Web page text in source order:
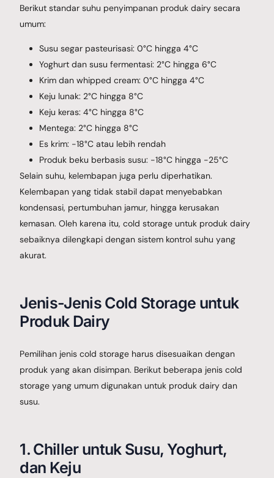
Berikut standar suhu penyimpanan produk dairy secara
umum:
Susu segar pasteurisasi: 0°C hingga 4°C
Yoghurt dan susu fermentasi: 2°C hingga 6°C
Krim dan whipped cream: 0°C hingga 4°C
Keju lunak: 2°C hingga 8°C
Keju keras: 4°C hingga 8°C
Mentega: 2°C hingga 8°C
Es krim: -18°C atau lebih rendah
Produk beku berbasis susu: -18°C hingga -25°C
Selain suhu, kelembapan juga perlu diperhatikan.
Kelembapan yang tidak stabil dapat menyebabkan
kondensasi, pertumbuhan jamur, hingga kerusakan
kemasan. Oleh karena itu, cold storage untuk produk dairy
sebaiknya dilengkapi dengan sistem kontrol suhu yang
akurat.
Jenis-Jenis Cold Storage untuk
Produk Dairy
Pemilihan jenis cold storage harus disesuaikan dengan
produk yang akan disimpan. Berikut beberapa jenis cold
storage yang umum digunakan untuk produk dairy dan
susu.
1. Chiller untuk Susu, Yoghurt,
dan Keju